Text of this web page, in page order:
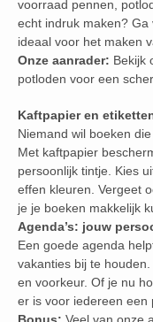
voorraad pennen,
echt indruk maken?
ideaal voor het maken
Onze aanrader: Bekijk
potloden voor een
Kaftpapier en
Niemand wil boeken
Met kaftpapier
persoonlijk tintje. Kies
effen kleuren. Vergeet
je je boeken makkelijk
Agenda’s: jouw
Een goede agenda
vakanties bij te
en voorkeur. Of je nu
er is voor iedereen een